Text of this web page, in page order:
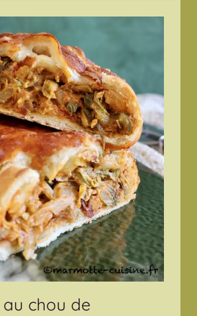
au chou de